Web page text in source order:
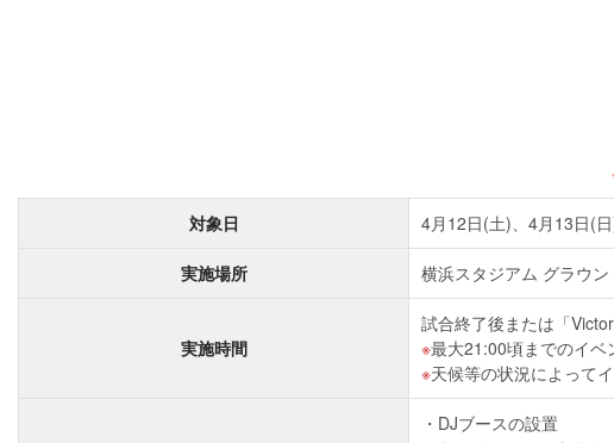
対象日 4月12日(土)、4月13日(
実施場所 横浜スタジアム グラウン
実施時間
試合終了後または「
最大21:00頃までのイベ
天候等の状況によって
DJブースの設置